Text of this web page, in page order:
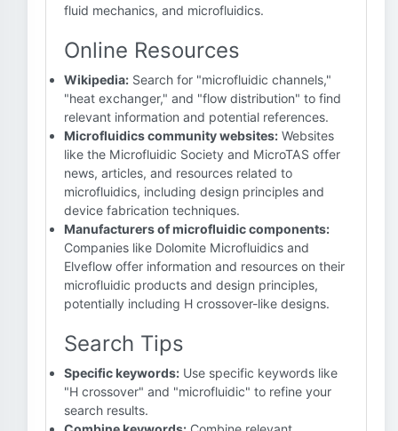
fluid mechanics, and microfluidics.
Online Resources
Wikipedia: Search for "microfluidic channels,"
"heat exchanger," and "flow distribution" to find
relevant information and potential references.
Microfluidics community websites: Websites
like the Microfluidic Society and MicroTAS offer
news, articles, and resources related to
microfluidics, including design principles and
device fabrication techniques.
Manufacturers of microfluidic components:
Companies like Dolomite Microfluidics and
Elveflow offer information and resources on their
microfluidic products and design principles,
potentially including H crossover-like designs.
Search Tips
Specific keywords: Use specific keywords like
"H crossover" and "microfluidic" to refine your
search results.